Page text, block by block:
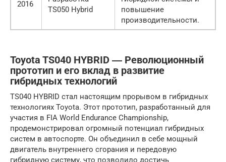
2016
TS050 Hybrid
повышение
производительности.
Toyota TS040 HYBRID ― Революционный
прототип и его вклад в развитие
гибридных технологий
TS040 HYBRID стал настоящим прорывом в гибридных
технологиях Toyota. Этот прототип, разработанный для
участия в FIA World Endurance Championship,
продемонстрировал огромный потенциал гибридных
систем в автоспорте. Он объединил в себе мощный
двигатель внутреннего сгорания и передовую
гибридную систему, что позволило достичь